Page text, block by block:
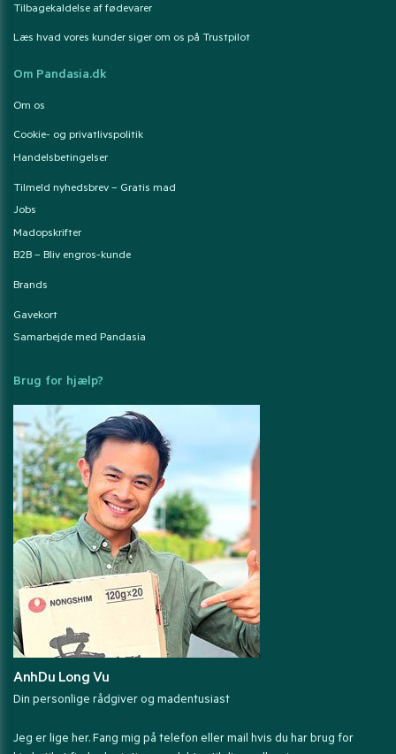
Tilbagekaldelse af fødevarer
Læs hvad vores kunder siger om os på Trustpilot
Om Pandasia.dk
Om os
Cookie- og privatlivspolitik
Handelsbetingelser
Tilmeld nyhedsbrev – Gratis mad
Jobs
Madopskrifter
B2B – Bliv engros-kunde
Brands
Gavekort
Samarbejde med Pandasia
Brug for hjælp?
AnhDu Long Vu
Din personlige rådgiver og madentusiast
Jeg er lige her. Fang mig på telefon eller mail hvis du har brug for